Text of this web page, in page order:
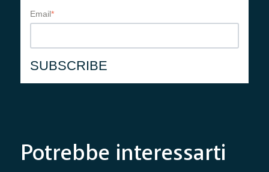
Email*
Potrebbe interessarti